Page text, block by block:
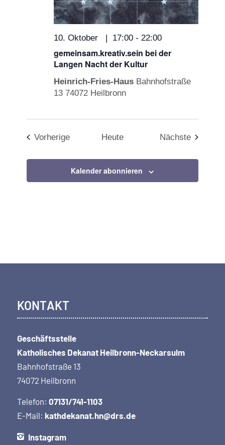
gemeinsam.kreativ.sein bei der
Langen Nacht der Kultur
10. Oktober | 17:00 -22:00
Heinrich-Fries-Haus Bahnhofstraße
13 74072 Heilbronn
VorherigeVeranstaltungen
Heute Nächste
Kalender abonnieren
KONTAKT
Geschäftsstelle
Katholisches Dekanat Heilbronn-Neckarsulm
Bahnhofstraße 13
74072 Heilbronn
Telefon: 07131/741-1103
E-Mail: kathdekanat.hn@drs.de
Instagram